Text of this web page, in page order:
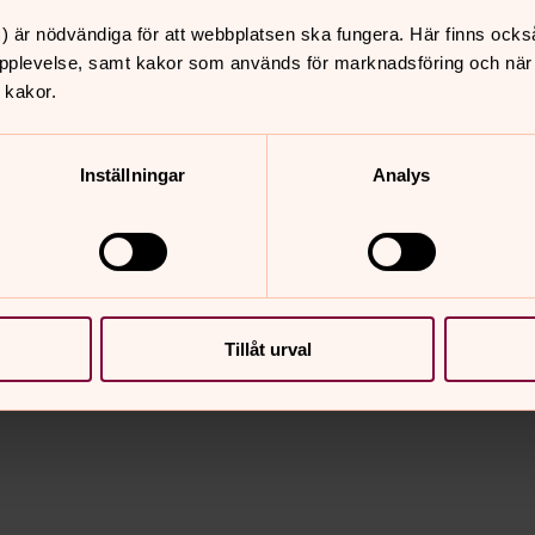
är nödvändiga för att webbplatsen ska fungera. Här finns
samt kakor som används för marknadsföring och
Inställningar Analys
Tillåt urval